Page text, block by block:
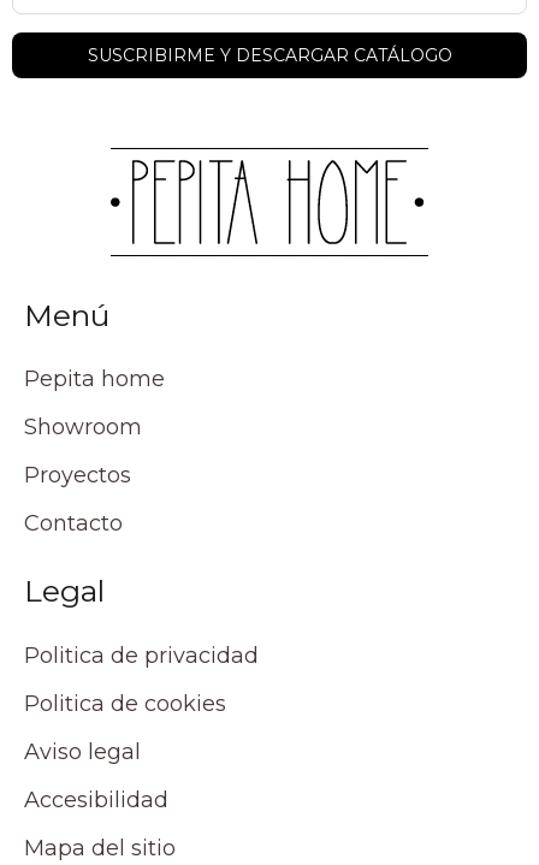
Menú
Pepita home
Showroom
Proyectos
Contacto
Legal
Politica de privacidad
Politica de cookies
Aviso legal
Accesibilidad
Mapa del sitio